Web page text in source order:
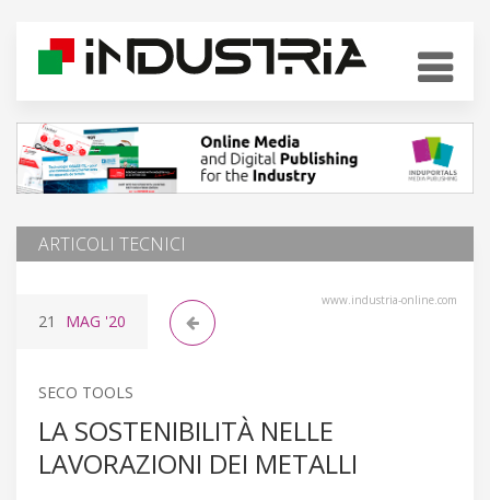
ARTICOLI TECNICI
www.industria-online.com
21 MAG '20
SECO TOOLS
LA SOSTENIBILITÀ NELLE
LAVORAZIONI DEI METALLI